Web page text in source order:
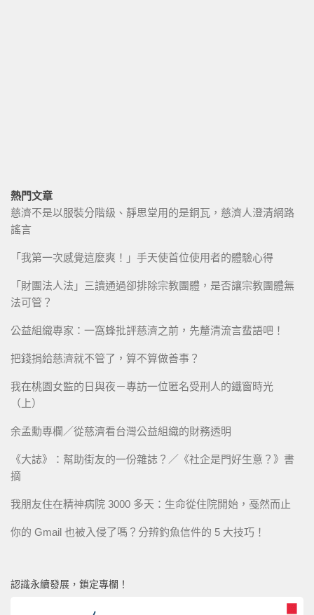
熱門文章
慈濟不是以服裝分階級、靜思堂用的是銅瓦，慈濟人澄清網路
謠言
「我第一次感覺這麼爽！」手天使首位使用者的體驗心得
「財團法人法」三讀通過卻排除宗教團體，是否讓宗教團體無
法可管？
公益組織專家：一窩蜂批評慈濟之前，先釐清流言蜚語吧！
把錢捐給慈濟就不管了，算不算做善事？
我在桃園女監的日與夜－專訪一位匿名受刑人的鐵窗時光
（上）
余孟勳專欄／從慈濟看台灣公益組織的財務透明
《大誌》：幫助街友的一份雜誌？／《社企是門好生意？》書
摘
我朋友住在精神病院 3000 多天：生命從住院開始，戞然而止
你的 Gmail 也被入侵了嗎？分辨釣魚信件的 5 大技巧！
認識永續發展，鎖定專欄！